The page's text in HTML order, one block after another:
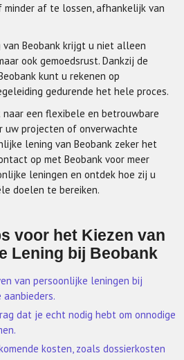
minder af te lossen, afhankelijk van
Beobank krijgt u niet alleen
ook gemoedsrust. Dankzij de
kunt u rekenen op
gedurende het hele proces.
naar een flexibele en betrouwbare
uw projecten of onverwachte
lening van Beobank zeker het
op met Beobank voor meer
leningen en ontdek hoe zij u
doelen te bereiken.
voor het Kiezen van
Lening bij Beobank
van persoonlijke leningen bij
aanbieders.
dat je echt nodig hebt om onnodige
kosten, zoals dossierkosten